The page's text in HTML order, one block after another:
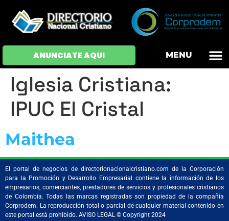
ANUNCIATE AQUI MENU
Iglesia Cristiana:
IPUC El Cristal
Maithea
El portal de negocios de directorionacionalcristiano.com de la Corporación
para la Promoción y Desarrollo Empresarial contiene la información de los
empresarios, comerciantes, prestadores de servicios y profesionales cristianos
de Colombia. Todas las marcas registradas son propiedad de la compañía
Corprodem. La reproducción total o parcial de cualquier material contenido en
este portal está prohibido. AVISO LEGAL © Copyright 2024